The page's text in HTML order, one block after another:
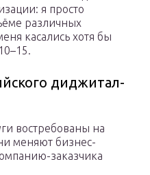
я просто
различных
касались хотя бы
диджитал-
востребованы на
меняют бизнес-
заказчика